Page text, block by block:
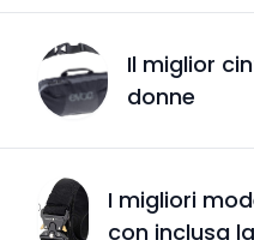
Il miglior
donne
I migliori
con inclusa